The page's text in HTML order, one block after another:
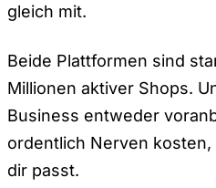
gleich mit.
Beide Plattformen sind
Millionen aktiver Shops.
Business entweder
ordentlich Nerven
dir passt.